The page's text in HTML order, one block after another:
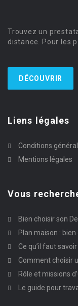
Trouvez un
distance. Pour les
DÉCOUVRIR
Liens légales
Conditions
Mentions légales
Vous
Bien choisir son
Plan maison :
Ce qu’il faut
Comment choisir
Rôle et missions
Le guide pour